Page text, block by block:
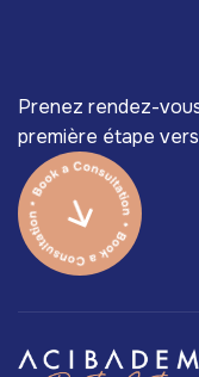
Prenez rendez-
première étape